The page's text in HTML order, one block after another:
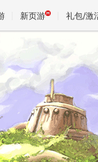
新页游 礼包/激